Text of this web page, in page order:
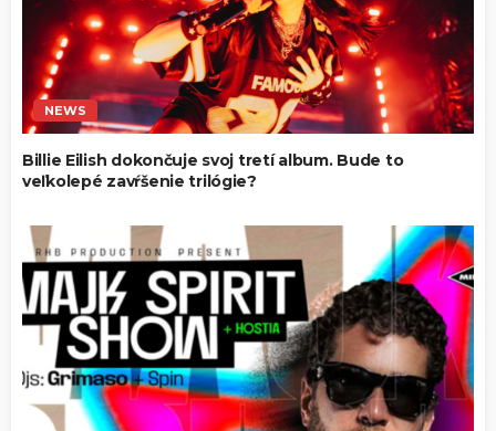
NEWS
Billie Eilish dokončuje svoj tretí album. Bude to
veľkolepé zavŕšenie trilógie?